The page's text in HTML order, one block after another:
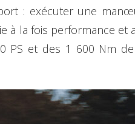
: exécuter une
la fois performance et
et des 1 600 Nm